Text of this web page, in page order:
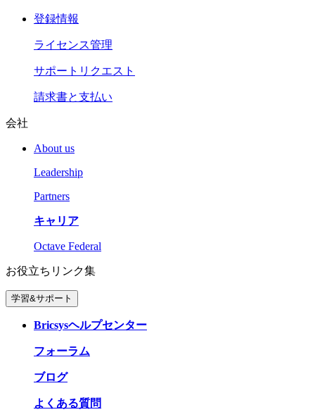
登録情報
ライセンス管理
サポートリクエスト
請求書と支払い
会社
About us
Leadership
Partners
キャリア
Octave Federal
お役立ちリンク集
学習&サポート
Bricsysヘルプセンター
フォーラム
ブログ
よくある質問